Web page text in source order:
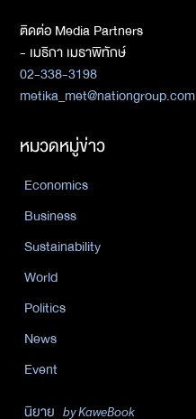
ติดต่อ Media Partners
- เมธิกา เมธาพิทักษ์
02-338-3198
metika_met@nationgroup.com
หมวดหมู่ข่าว
Economics
Business
Sustainability
World
Politics
News
Event
นิยาย by KaweBook